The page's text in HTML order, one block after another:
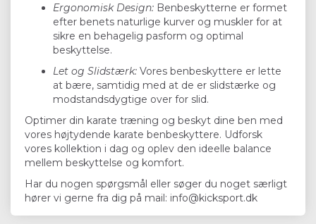
Ergonomisk Design: Benbeskytterne er formet
efter benets naturlige kurver og muskler for at
sikre en behagelig pasform og optimal
beskyttelse.
Let og Slidstærk: Vores benbeskyttere er lette
at bære, samtidig med at de er slidstærke og
modstandsdygtige over for slid.
Optimer din karate træning og beskyt dine ben med
vores højtydende karate benbeskyttere. Udforsk
vores kollektion i dag og oplev den ideelle balance
mellem beskyttelse og komfort.
Har du nogen spørgsmål eller søger du noget særligt
hører vi gerne fra dig på mail: info@kicksport.dk